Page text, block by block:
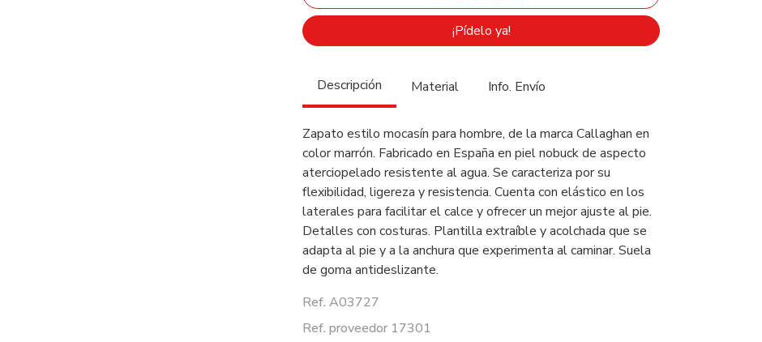
¡Pídelo ya!
Descripción Material Info. Envío
Zapato estilo mocasín para hombre, de la marca Callaghan en
color marrón. Fabricado en España en piel nobuck de aspecto
aterciopelado resistente al agua. Se caracteriza por su
flexibilidad, ligereza y resistencia. Cuenta con elástico en los
laterales para facilitar el calce y ofrecer un mejor ajuste al pie.
Detalles con costuras. Plantilla extraíble y acolchada que se
adapta al pie y a la anchura que experimenta al caminar. Suela
de goma antideslizante.
Ref. A03727
Ref. proveedor 17301